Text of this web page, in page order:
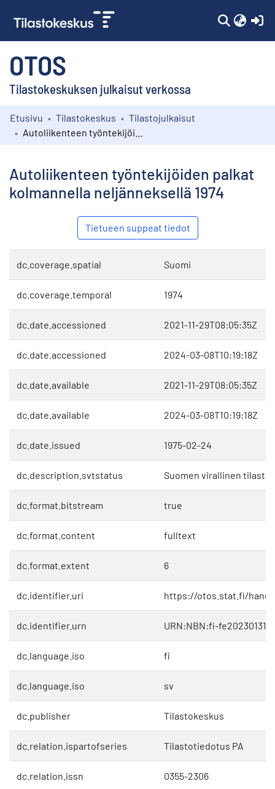
OTOS
Tilastokeskuksen julkaisut verkossa
Kokoelmat
Etusivu Tilastokeskus
Tilastojulkaisut
Autoliikenteen työntekijöiden palkat
kolmannella neljänneksellä 1974
Tietueen suppeat tiedot
dc.coverage.spatial Suomi
dc.coverage.temporal 1974
dc.date.accessioned 2021-11-29T08:05:35Z
dc.date.accessioned 2024-03-08T10:19:18Z
dc.date.available 2021-11-29T08:05:35Z
dc.date.available 2024-03-08T10:19:18Z
dc.date.issued 1975-02-24
dc.description.svtstatus Suomen virallinen tilasto
dc.format.bitstream true
dc.format.content fulltext
dc.format.extent 6
dc.identifier.uri https://otos.stat.fi/
dc.identifier.urn URN:NBN:fi-
dc.language.iso fi
dc.language.iso sv
dc.publisher Tilastokeskus
dc.relation.ispartofseries Tilastotiedotus PA
dc.relation.issn 0355-2306